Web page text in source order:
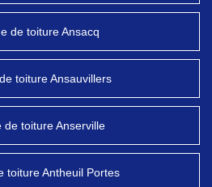
de toiture Ansacq
toiture Ansauvillers
de toiture Anserville
toiture Antheuil Portes